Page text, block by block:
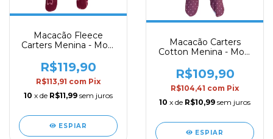
Macacão Fleece
Carters Menina - Mod.
R$119,90
R$113,91 com Pix
10 x de R$11,99 sem juros
ESPIAR
Macacão Carters
Cotton Menina - Mod.
R$109,90
R$104,41 com Pix
10 x de R$10,99 sem juros
ESPIAR